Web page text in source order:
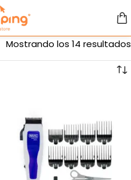
Mostrando los 14 resultados